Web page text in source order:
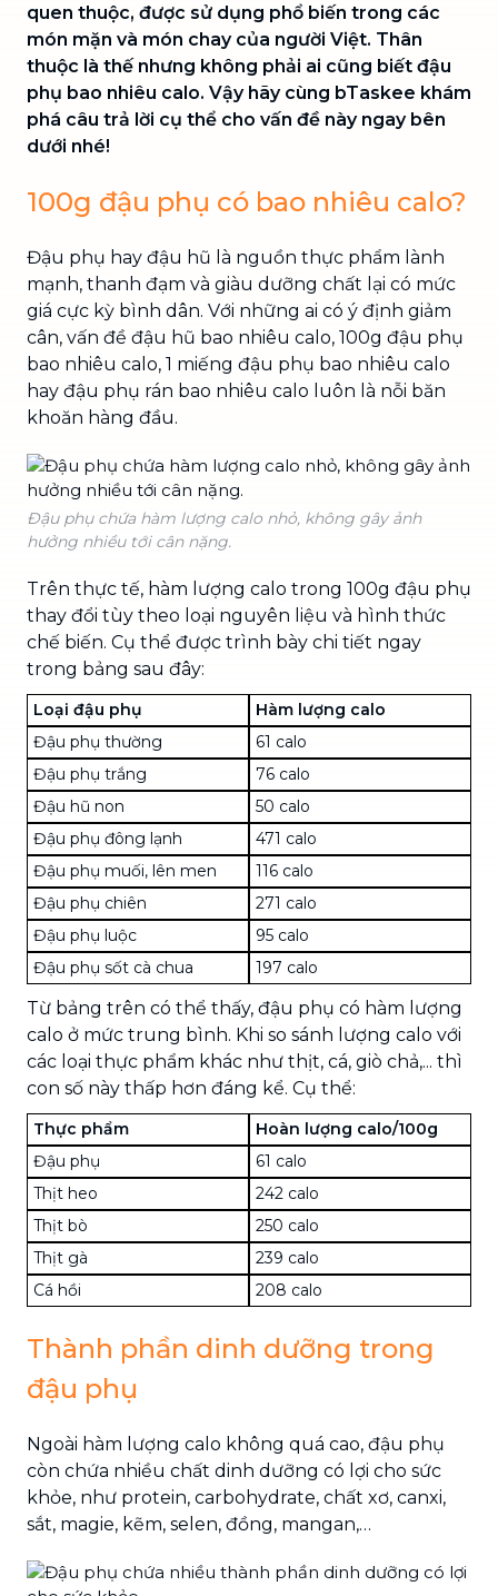
quen thuộc, được sử dụng phổ biến trong các
món mặn và món chay của người Việt. Thân
thuộc là thế nhưng không phải ai cũng biết đậu
phụ bao nhiêu calo. Vậy hãy cùng bTaskee khám
phá câu trả lời cụ thể cho vấn đề này ngay bên
dưới nhé!
100g đậu phụ có bao nhiêu calo?
Đậu phụ hay đậu hũ là nguồn thực phẩm lành
mạnh, thanh đạm và giàu dưỡng chất lại có mức
giá cực kỳ bình dân. Với những ai có ý định giảm
cân, vấn đề đậu hũ bao nhiêu calo, 100g đậu phụ
bao nhiêu calo, 1 miếng đậu phụ bao nhiêu calo
hay đậu phụ rán bao nhiêu calo luôn là nỗi băn
khoăn hàng đầu.
Đậu phụ chứa hàm lượng calo nhỏ, không gây ảnh
hưởng nhiều tới cân nặng.
Trên thực tế, hàm lượng calo trong 100g đậu phụ
thay đổi tùy theo loại nguyên liệu và hình thức
chế biến. Cụ thể được trình bày chi tiết ngay
trong bảng sau đây:
Loại đậu phụ
Hàm lượng calo
Đậu phụ thường
61 calo
Đậu phụ trắng
76 calo
Đậu hũ non
50 calo
Đậu phụ đông lạnh
471 calo
Đậu phụ muối, lên men
116 calo
Đậu phụ chiên
271 calo
Đậu phụ luộc
95 calo
Đậu phụ sốt cà chua
197 calo
Từ bảng trên có thể thấy, đậu phụ có hàm lượng
calo ở mức trung bình. Khi so sánh lượng calo với
các loại thực phẩm khác như thịt, cá, giò chả,... thì
con số này thấp hơn đáng kể. Cụ thể:
Thực phẩm
Hoàn lượng calo/100g
Đậu phụ
61 calo
Thịt heo
242 calo
Thịt bò
250 calo
Thịt gà
239 calo
Cá hồi
208 calo
Thành phần dinh dưỡng trong
đậu phụ
Ngoài hàm lượng calo không quá cao, đậu phụ
còn chứa nhiều chất dinh dưỡng có lợi cho sức
khỏe, như protein, carbohydrate, chất xơ, canxi,
sắt, magie, kẽm, selen, đồng, mangan,…